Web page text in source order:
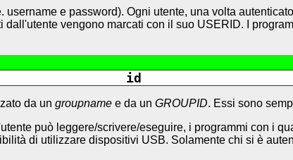
e password). Ogni utente, una volta
vengono marcati con il suo USERID. I
id
da un groupname e da un GROUPID. Essi sono
può leggere/scrivere/eseguire, i programmi con i
di utilizzare dispositivi USB. Solamente chi si è